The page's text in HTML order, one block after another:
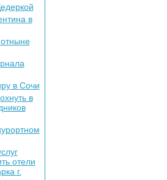
в
в Сочи
в
отели
г.